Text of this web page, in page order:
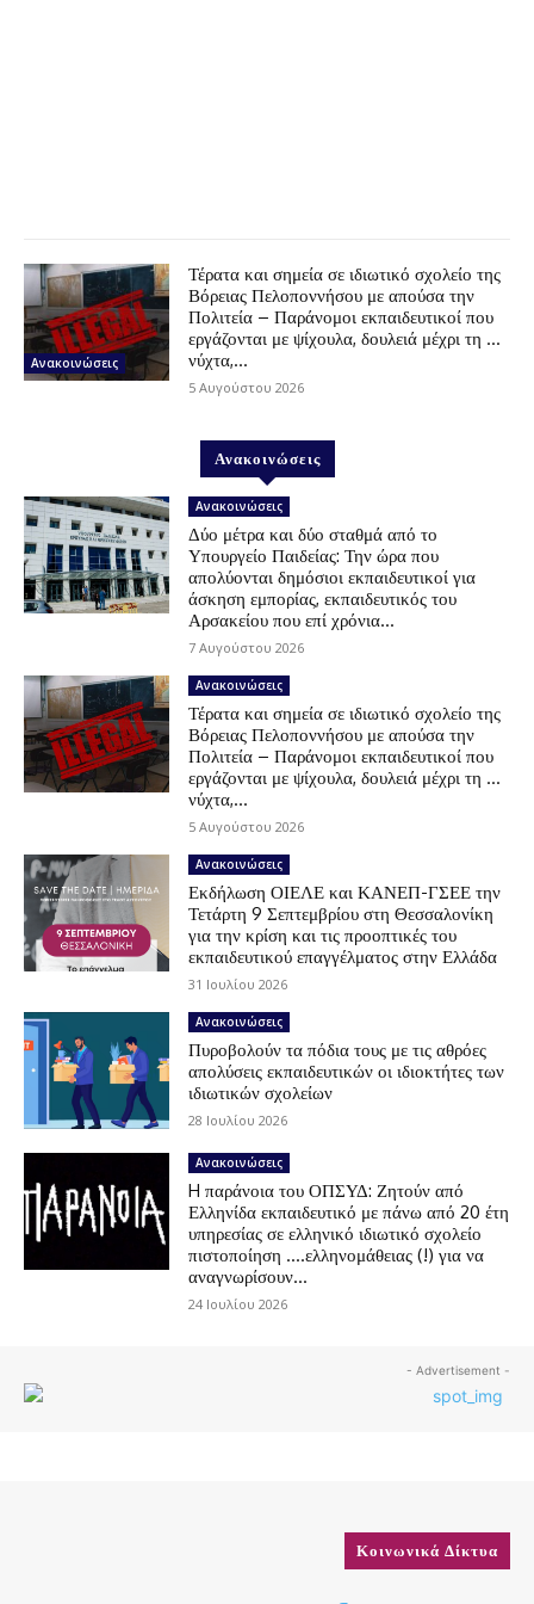
Ανακοινώσεις
Τέρατα και σημεία σε ιδιωτικό σχολείο της
Βόρειας Πελοποννήσου με απούσα την
Πολιτεία – Παράνομοι εκπαιδευτικοί που
εργάζονται με ψίχουλα, δουλειά μέχρι τη …
νύχτα,...
5 Αυγούστου 2026
Ανακοινώσεις
Ανακοινώσεις
Δύο μέτρα και δύο σταθμά από το
Υπουργείο Παιδείας: Την ώρα που
απολύονται δημόσιοι εκπαιδευτικοί για
άσκηση εμπορίας, εκπαιδευτικός του
Αρσακείου που επί χρόνια...
7 Αυγούστου 2026
Ανακοινώσεις
Τέρατα και σημεία σε ιδιωτικό σχολείο της
Βόρειας Πελοποννήσου με απούσα την
Πολιτεία – Παράνομοι εκπαιδευτικοί που
εργάζονται με ψίχουλα, δουλειά μέχρι τη …
νύχτα,...
5 Αυγούστου 2026
Ανακοινώσεις
Εκδήλωση ΟΙΕΛΕ και ΚΑΝΕΠ-ΓΣΕΕ την
Τετάρτη 9 Σεπτεμβρίου στη Θεσσαλονίκη
για την κρίση και τις προοπτικές του
εκπαιδευτικού επαγγέλματος στην Ελλάδα
31 Ιουλίου 2026
Ανακοινώσεις
Πυροβολούν τα πόδια τους με τις αθρόες
απολύσεις εκπαιδευτικών οι ιδιοκτήτες των
ιδιωτικών σχολείων
28 Ιουλίου 2026
Ανακοινώσεις
H παράνοια του ΟΠΣΥΔ: Ζητούν από
Ελληνίδα εκπαιδευτικό με πάνω από 20 έτη
υπηρεσίας σε ελληνικό ιδιωτικό σχολείο
πιστοποίηση ….ελληνομάθειας (!) για να
αναγνωρίσουν...
24 Ιουλίου 2026
- Advertisement -
Κοινωνικά Δίκτυα